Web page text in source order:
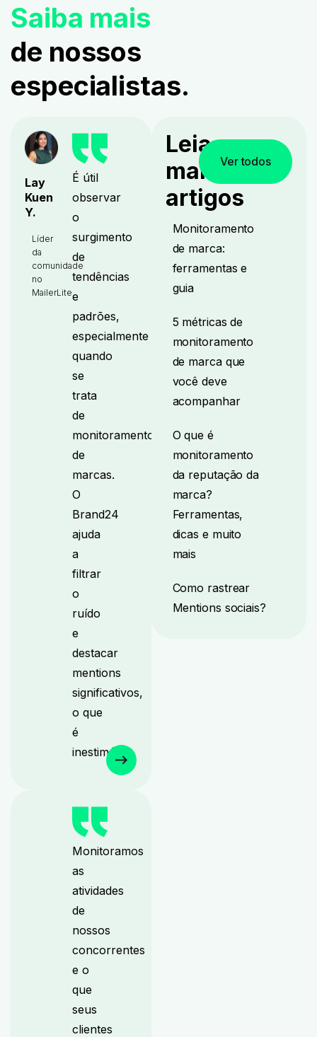
Saiba mais
de nossos
especialistas.
Lay
Kuen
Y.
Líder
da
comunidade
no
MailerLite
É útil
observar
o
surgimento
de
tendências
e
padrões,
especialmente
quando
se
trata
de
monitoramento
de
marcas.
O
Brand24
ajuda
a
filtrar
o
ruído
e
destacar
mentions
significativos,
o que
é
inestimável.
Monitoramos
as
atividades
de
nossos
concorrentes
e o
que
seus
clientes
Leia
mais
artigos
Ver todos
Monitoramento
de marca:
ferramentas e
guia
5 métricas de
monitoramento
de marca que
você deve
acompanhar
O que é
monitoramento
da reputação da
marca?
Ferramentas,
dicas e muito
mais
Como rastrear
Mentions sociais?